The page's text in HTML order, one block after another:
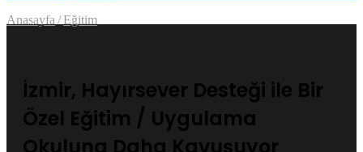
Anasayfa /Eğitim
İzmir, Hayırsever Desteği ile Bir
Özel Eğitim / Uygulama